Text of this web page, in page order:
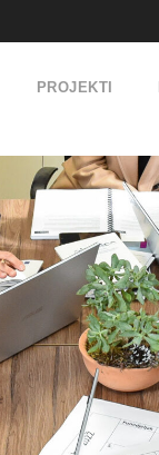
PROJEKTI